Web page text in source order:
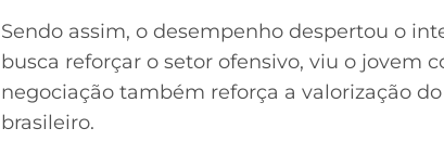
Sendo assim, o desempenho despertou o
busca reforçar o setor ofensivo, viu o jovem
negociação também reforça a valorização
brasileiro.